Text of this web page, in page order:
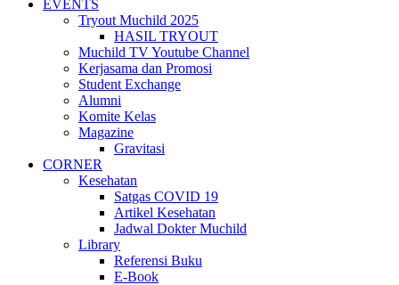
EVENTS
Tryout Muchild 2025
HASIL TRYOUT
Muchild TV Youtube Channel
Kerjasama dan Promosi
Student Exchange
Alumni
Komite Kelas
Magazine
Gravitasi
CORNER
Kesehatan
Satgas COVID 19
Artikel Kesehatan
Jadwal Dokter Muchild
Library
Referensi Buku
E-Book